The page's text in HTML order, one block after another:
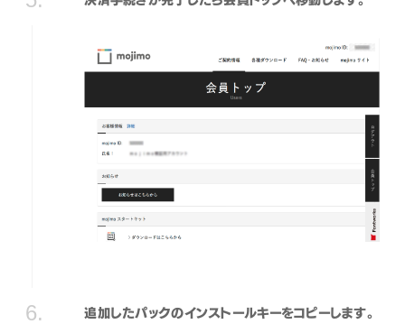
追加したパックのインストールキーをコピーします。